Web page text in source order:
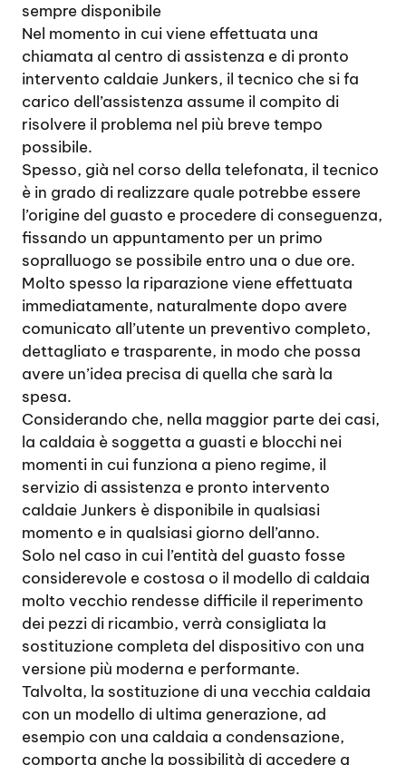
sempre disponibile
Nel momento in cui viene effettuata una
chiamata al centro di assistenza e di pronto
intervento caldaie Junkers, il tecnico che si fa
carico dell’assistenza assume il compito di
risolvere il problema nel più breve tempo
possibile.
Spesso, già nel corso della telefonata, il tecnico
è in grado di realizzare quale potrebbe essere
l’origine del guasto e procedere di conseguenza,
fissando un appuntamento per un primo
sopralluogo se possibile entro una o due ore.
Molto spesso la riparazione viene effettuata
immediatamente, naturalmente dopo avere
comunicato all’utente un preventivo completo,
dettagliato e trasparente, in modo che possa
avere un’idea precisa di quella che sarà la
spesa.
Considerando che, nella maggior parte dei casi,
la caldaia è soggetta a guasti e blocchi nei
momenti in cui funziona a pieno regime, il
servizio di assistenza e pronto intervento
caldaie Junkers è disponibile in qualsiasi
momento e in qualsiasi giorno dell’anno.
Solo nel caso in cui l’entità del guasto fosse
considerevole e costosa o il modello di caldaia
molto vecchio rendesse difficile il reperimento
dei pezzi di ricambio, verrà consigliata la
sostituzione completa del dispositivo con una
versione più moderna e performante.
Talvolta, la sostituzione di una vecchia caldaia
con un modello di ultima generazione, ad
esempio con una caldaia a condensazione,
comporta anche la possibilità di accedere a